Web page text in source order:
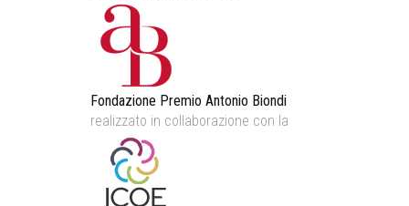
Fondazione Premio Antonio Biondi
realizzato in collaborazione con la